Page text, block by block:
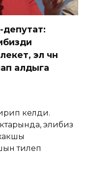
эл үчүн
алдыга
келди.
элибиз
тилеп